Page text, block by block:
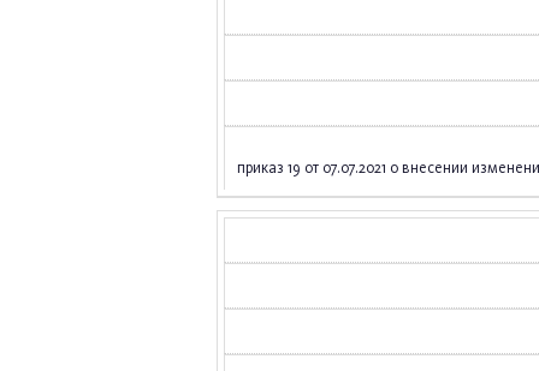
приказ 19 от 07.07.2021 о внесении